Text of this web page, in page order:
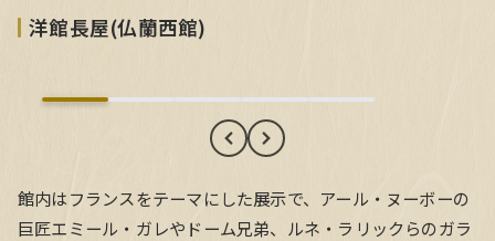
洋館長屋(仏蘭西館)
館内はフランスをテーマにした展示で、アール・ヌーボーの
巨匠エミール・ガレやドーム兄弟、ルネ・ラリックらのガラ